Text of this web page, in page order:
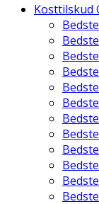
Kosttilskud